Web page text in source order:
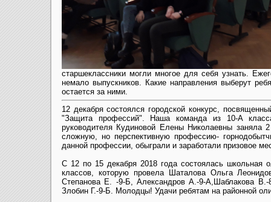
старшеклассники могли многое для себя узнать.
немало выпускников. Какие направления выберут
остается за ними.
12 декабря состоялся городской конкурс,
"Защита профессий". Наша команда из 10-А
руководителя Кудиновой Елены Николаевны заняла
сложную, но перспективную профессию-
данной профессии, обыграли и заработали призовое
С 12 по 15 декабря 2018 года состоялась школьная
классов, которую провела Шаталова Ольга
Степанова Е. -9-Б, Александров А.-9-А,Шаблакова
Злобин Г.-9-Б. Молодцы! Удачи ребятам на районной